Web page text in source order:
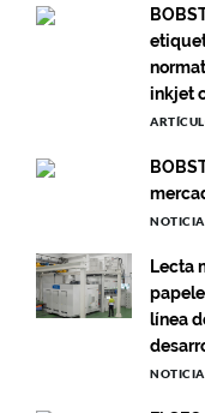
inkjet
NOTICIA
Lecta
línea
NOTICIA